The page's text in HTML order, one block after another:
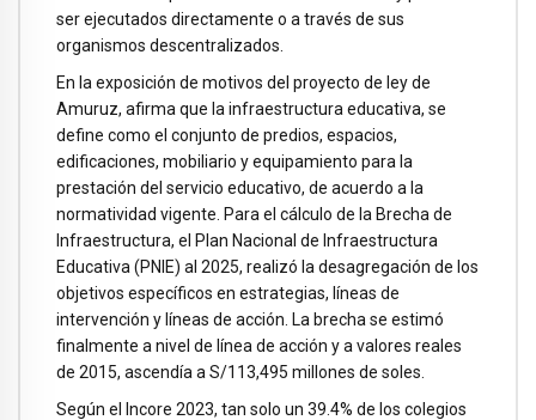
ser ejecutados directamente o a través de sus
organismos descentralizados.
En la exposición de motivos del proyecto de ley de
Amuruz, afirma que la infraestructura educativa, se
define como el conjunto de predios, espacios,
edificaciones, mobiliario y equipamiento para la
prestación del servicio educativo, de acuerdo a la
normatividad vigente. Para el cálculo de la Brecha de
Infraestructura, el Plan Nacional de Infraestructura
Educativa (PNIE) al 2025, realizó la desagregación de los
objetivos específicos en estrategias, líneas de
intervención y líneas de acción. La brecha se estimó
finalmente a nivel de línea de acción y a valores reales
de 2015, ascendía a S/113,495 millones de soles.
Según el Incore 2023, tan solo un 39.4% de los colegios